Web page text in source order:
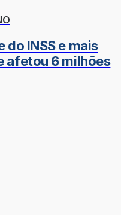
do INSS e mais
afetou 6 milhões